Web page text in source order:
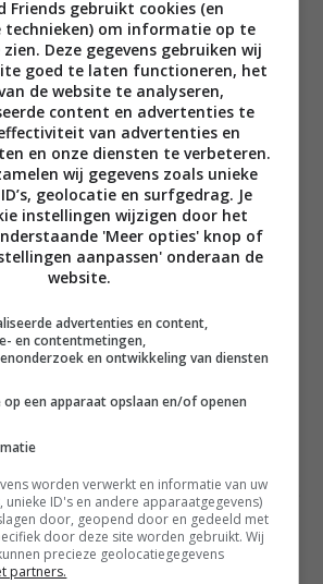
in 2 porties tegelijk zodat ik ze
houden. Schud het overtollige
gnudi af en kook ze in
terwijl je een flinke klont
laat smelten. Pluk er ongeveer
en laat ze heerlijk krokant worden.
de pan, leg ze op een bord, schep
uit het water in de koekenpan
eetlepel van het kookvocht bij. Zet
boter en het water geëmulgeerd
er een laagje Parmezaanse kaas
paar drupjes citroensap over en
geraspte Parmezaanse kaas,
salieblaadjes over, terwijl je
aan de slag gaat. Veeg de
steeds even schoon. Welkom bij
Friends gebruikt cookies (en
technieken) om informatie op te
Deze gegevens gebruiken wij
goed te laten functioneren, het
de website te analyseren,
content en advertenties te
van advertenties en
en onze diensten te verbeteren.
wij gegevens zoals unieke
geolocatie en surfgedrag. Je
instellingen wijzigen door het
'Meer opties' knop of
aanpassen' onderaan de
website.
advertenties en content,
en contentmetingen,
en ontwikkeling van diensten
een apparaat opslaan en/of openen
worden verwerkt en informatie van uw
ID's en andere apparaatgegevens)
door, geopend door en gedeeld met
door deze site worden gebruikt. Wij
precieze geolocatiegegevens
partners.